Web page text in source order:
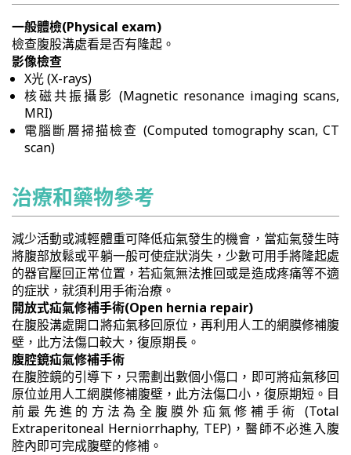
一般體檢(Physical exam)
檢查腹股溝處看是否有隆起。
影像檢查
X光 (X-rays)
核磁共振攝影 (Magnetic resonance imaging scans,
MRI)
電腦斷層掃描檢查 (Computed tomography scan, CT
scan)
治療和藥物參考
減少活動或減輕體重可降低疝氣發生的機會，當疝氣發生時
將腹部放鬆或平躺一般可使症狀消失，少數可用手將隆起處
的器官壓回正常位置，若疝氣無法推回或是造成疼痛等不適
的症狀，就須利用手術治療。
開放式疝氣修補手術(Open hernia repair)
在腹股溝處開口將疝氣移回原位，再利用人工的網膜修補腹
壁，此方法傷口較大，復原期長。
腹腔鏡疝氣修補手術
在腹腔鏡的引導下，只需劃出數個小傷口，即可將疝氣移回
原位並用人工網膜修補腹壁，此方法傷口小，復原期短。目
前最先進的方法為全腹膜外疝氣修補手術 (Total
Extraperitoneal Herniorrhaphy, TEP)，醫師不必進入腹
腔內即可完成腹壁的修補。